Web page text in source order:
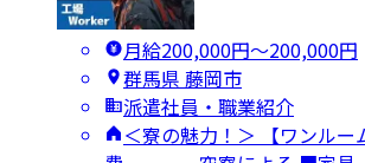
月給200,000円〜200,000円
群馬県 藤岡市
派遣社員・職業紹介
＜寮の魅力！＞ 【ワンル